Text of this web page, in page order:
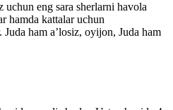
eng sara sherlarni havola
hamda kattalar uchun
ham a’losiz, oyijon, Juda ham